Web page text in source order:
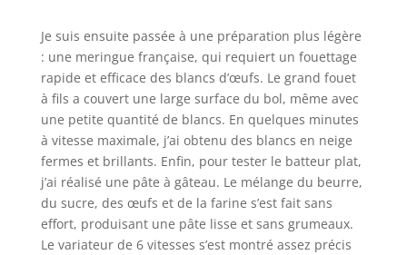
les 24 heures.
Je suis ensuite passée à une préparation plus légère
: une meringue française, qui requiert un fouettage
rapide et efficace des blancs d’œufs. Le grand fouet
à fils a couvert une large surface du bol, même avec
une petite quantité de blancs. En quelques minutes
à vitesse maximale, j’ai obtenu des blancs en neige
fermes et brillants. Enfin, pour tester le batteur plat,
j’ai réalisé une pâte à gâteau. Le mélange du beurre,
du sucre, des œufs et de la farine s’est fait sans
effort, produisant une pâte lisse et sans grumeaux.
Le variateur de 6 vitesses s’est montré assez précis